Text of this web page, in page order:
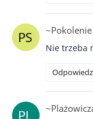
Nie trzeba
Odpowiedz